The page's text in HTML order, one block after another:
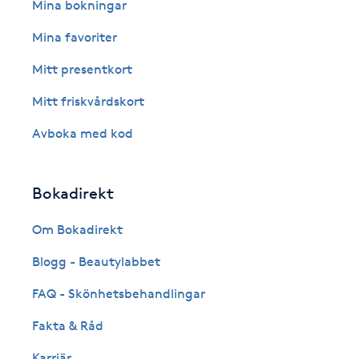
Face framing
Fettreducering
Fillers
Mina bokningar
Mina favoriter
Mitt presentkort
Mitt friskvårdskort
Avboka med kod
Bokadirekt
Om Bokadirekt
Blogg - Beautylabbet
FAQ - Skönhetsbehandlingar
Fakta & Råd